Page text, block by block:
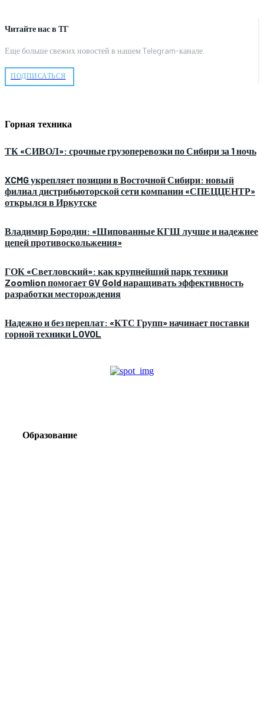
Читайте нас в ТГ
Еще больше свежих новостей в нашем Telegram-канале.
ПОДПИСАТЬСЯ
Горная техника
ТК «СИВОЛ»: срочные грузоперевозки по Сибири за 1 ночь
XCMG укрепляет позиции в Восточной Сибири: новый
филиал дистрибьюторской сети компании «СПЕЦЦЕНТР»
открылся в Иркутске
Владимир Бородин: «Шипованные КГШ лучше и надежнее
цепей противоскольжения»
ГОК «Светловский»: как крупнейший парк техники
Zoomlion помогает GV Gold наращивать эффективность
разработки месторождения
Надежно и без переплат: «КТС Групп» начинает поставки
горной техники LOVOL
Образование